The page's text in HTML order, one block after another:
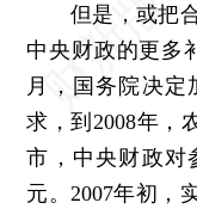
但是，或把合
中央财政的更多
月，国务院决
求，到2008年，
市，中央财政对
元。2007年初，